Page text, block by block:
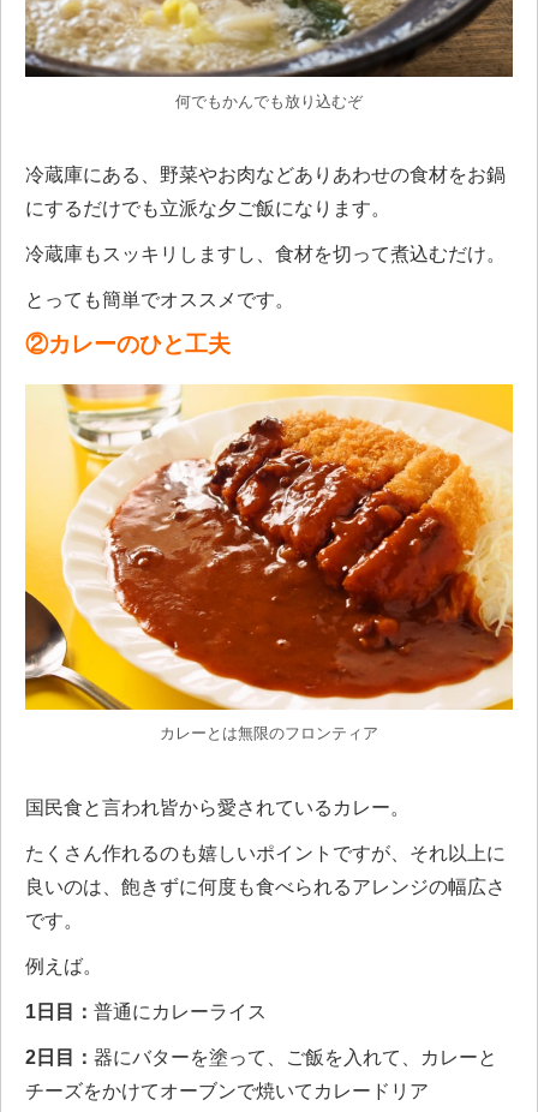
何でもかんでも放り込むぞ
冷蔵庫にある、野菜やお肉などありあわせの食材をお鍋
にするだけでも立派な夕ご飯になります。
冷蔵庫もスッキリしますし、食材を切って煮込むだけ。
とっても簡単でオススメです。
②カレーのひと工夫
カレーとは無限のフロンティア
国民食と言われ皆から愛されているカレー。
たくさん作れるのも嬉しいポイントですが、それ以上に
良いのは、飽きずに何度も食べられるアレンジの幅広さ
です。
例えば。
1日目： 普通にカレーライス
2日目： 器にバターを塗って、ご飯を入れて、カレーと
チーズをかけてオーブンで焼いてカレードリア